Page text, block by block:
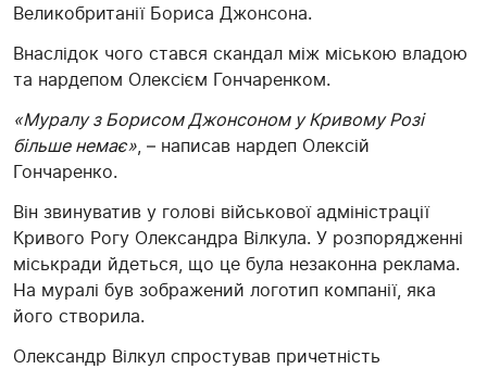
Великобританії Бориса Джонсона.
Внаслідок чого стався скандал між міською владою
та нардепом Олексієм Гончаренком.
«Муралу з Борисом Джонсоном у Кривому Розі
більше немає», – написав нардеп Олексій
Гончаренко.
Він звинуватив у голові військової адміністрації
Кривого Рогу Олександра Вілкула. У розпорядженні
міськради йдеться, що це була незаконна реклама.
На муралі був зображений логотип компанії, яка
його створила.
Олександр Вілкул спростував причетність